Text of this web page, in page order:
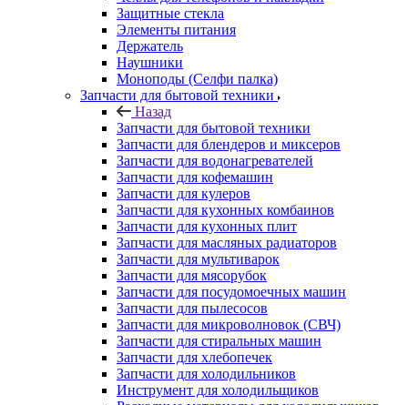
Защитные стекла
Элементы питания
Держатель
Наушники
Моноподы (Селфи палка)
Запчасти для бытовой техники
Назад
Запчасти для бытовой техники
Запчасти для блендеров и миксеров
Запчасти для водонагревателей
Запчасти для кофемашин
Запчасти для кулеров
Запчасти для кухонных комбаинов
Запчасти для кухонных плит
Запчасти для масляных радиаторов
Запчасти для мультиварок
Запчасти для мясорубок
Запчасти для посудомоечных машин
Запчасти для пылесосов
Запчасти для микроволновок (СВЧ)
Запчасти для стиральных машин
Запчасти для хлебопечек
Запчасти для холодильников
Инструмент для холодильщиков